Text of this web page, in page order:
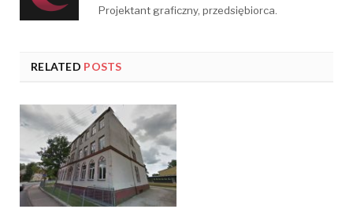
Projektant graficzny, przedsiębiorca.
RELATED POSTS